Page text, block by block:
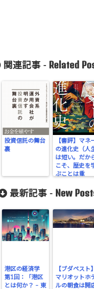
関連記事 - Related
投資信託の舞台
裏
【書評】マネ
の進化史（人
は短い。だか
こそ、歴史を
ぶことは重
最新記事 - New
港区の経済学
第1回：「港区
とは何か？ – 東
【ブダペスト】
マリオットホ
ルの朝食は開